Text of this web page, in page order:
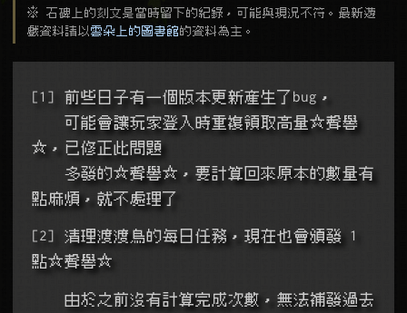
※ 石碑上的刻文是當時留下的紀錄，可能與現況不符。最新遊
戲資料請以 雲朵上的圖書館的資料為主。
[1] 前些日子有一個版本更新產生了bug，
☆，已修正此問題
點麻煩，就不處理了
[2] 清理渡渡鳥的每日任務，現在也會頒發 1
點☆聲譽☆